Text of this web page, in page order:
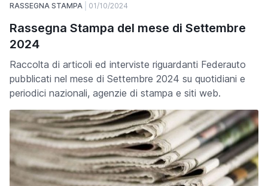
RASSEGNA STAMPA 01/10/2024
Rassegna Stampa del mese di Settembre
2024
Raccolta di articoli ed interviste riguardanti Federauto
pubblicati nel mese di Settembre 2024 su quotidiani e
periodici nazionali, agenzie di stampa e siti web.